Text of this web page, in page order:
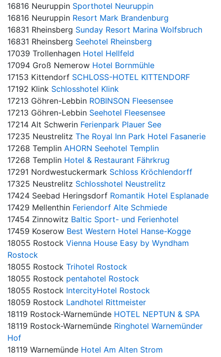
16816 Neuruppin Sporthotel Neuruppin
16816 Neuruppin Resort Mark Brandenburg
16831 Rheinsberg Sunday Resort Marina Wolfsbruch
16831 Rheinsberg Seehotel Rheinsberg
17039 Trollenhagen Hotel Hellfeld
17094 Groß Nemerow Hotel Bornmühle
17153 Kittendorf SCHLOSS-HOTEL KITTENDORF
17192 Klink Schlosshotel Klink
17213 Göhren-Lebbin ROBINSON Fleesensee
17213 Göhren-Lebbin Seehotel Fleesensee
17214 Alt Schwerin Ferienpark Plauer See
17235 Neustrelitz The Royal Inn Park Hotel Fasanerie
17268 Templin AHORN Seehotel Templin
17268 Templin Hotel & Restaurant Fährkrug
17291 Nordwestuckermark Schloss Kröchlendorff
17325 Neustrelitz Schlosshotel Neustrelitz
17424 Seebad Heringsdorf Romantik Hotel Esplanade
17429 Mellenthin Feriendorf Alte Schmiede
17454 Zinnowitz Baltic Sport- und Ferienhotel
17459 Koserow Best Western Hotel Hanse-Kogge
18055 Rostock Vienna House Easy by Wyndham
Rostock
18055 Rostock Trihotel Rostock
18055 Rostock pentahotel Rostock
18055 Rostock IntercityHotel Rostock
18059 Rostock Landhotel Rittmeister
18119 Rostock-Warnemünde HOTEL NEPTUN & SPA
18119 Rostock-Warnemünde Ringhotel Warnemünder
Hof
18119 Warnemünde Hotel Am Alten Strom